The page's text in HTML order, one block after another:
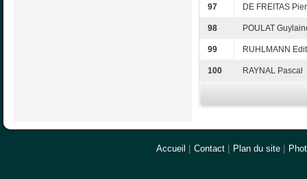
97 DE FREITAS
98 POULAT
99 RUHLMANN
100 RAYNAL Pascal
Accueil Contact Plan du site